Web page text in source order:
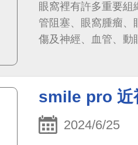
眼窩裡有許多重要
管阻塞、眼窩腫瘤、
傷及神經、血管、動
smile pro 近
2024/6/25